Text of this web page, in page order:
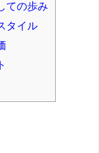
ての歩み
タイル